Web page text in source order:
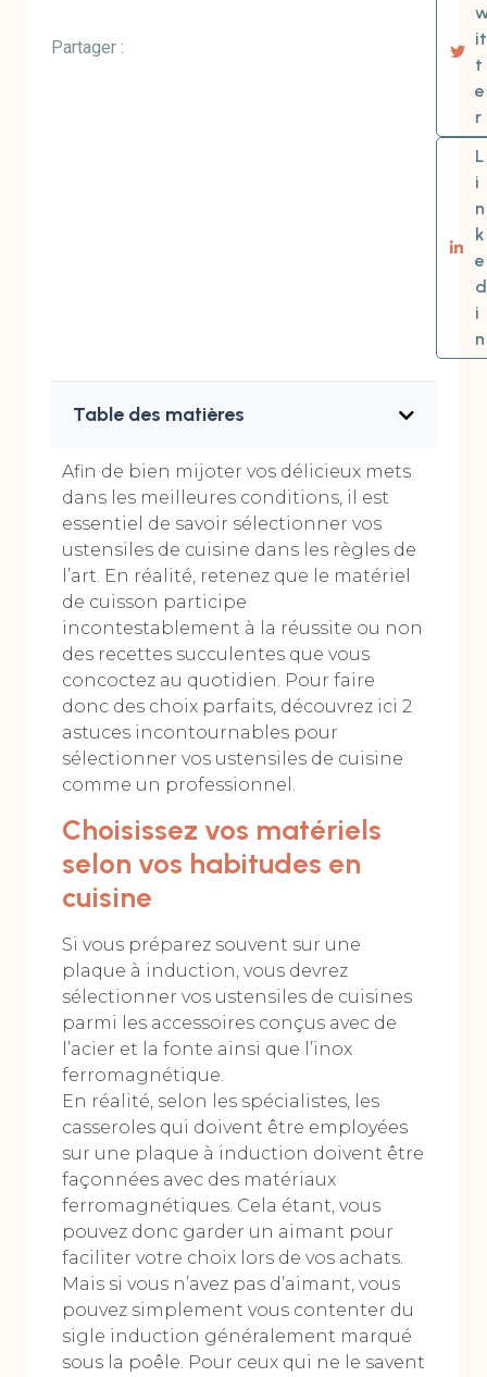
Partager :
it
t
e
r
L
i
n
k
e
d
i
n
Table des matières
Afin de bien mijoter vos délicieux mets
dans les meilleures conditions, il est
essentiel de savoir sélectionner vos
ustensiles de cuisine dans les règles de
l’art. En réalité, retenez que le matériel
de cuisson participe
incontestablement à la réussite ou non
des recettes succulentes que vous
concoctez au quotidien. Pour faire
donc des choix parfaits, découvrez ici 2
astuces incontournables pour
sélectionner vos ustensiles de cuisine
comme un professionnel.
Choisissez vos matériels
selon vos habitudes en
cuisine
Si vous préparez souvent sur une
plaque à induction, vous devrez
sélectionner vos ustensiles de cuisines
parmi les accessoires conçus avec de
l’acier et la fonte ainsi que l’inox
ferromagnétique.
En réalité, selon les spécialistes, les
casseroles qui doivent être employées
sur une plaque à induction doivent être
façonnées avec des matériaux
ferromagnétiques. Cela étant, vous
pouvez donc garder un aimant pour
faciliter votre choix lors de vos achats.
Mais si vous n’avez pas d’aimant, vous
pouvez simplement vous contenter du
sigle induction généralement marqué
sous la poêle. Pour ceux qui ne le savent